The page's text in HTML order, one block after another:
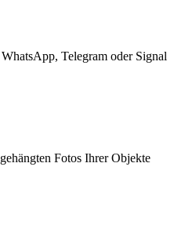
Telegram oder Signal
Fotos Ihrer Objekte